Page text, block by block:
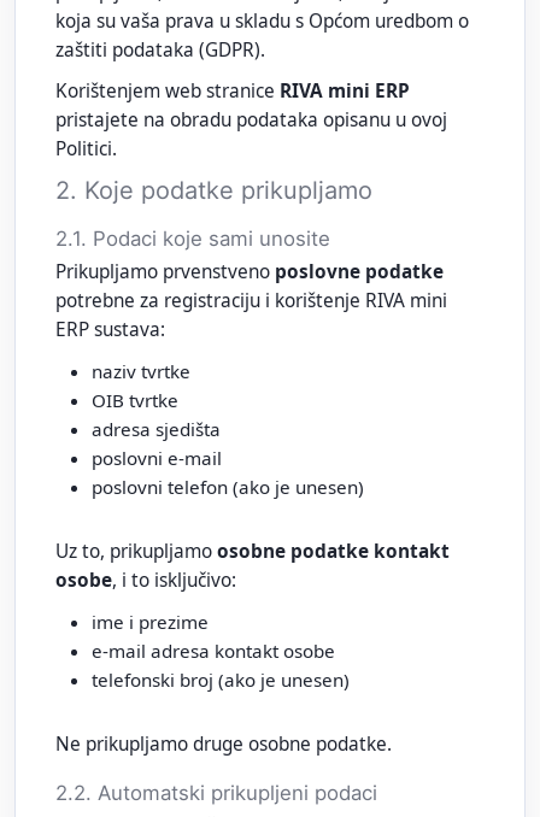
koja su vaša prava u skladu s Općom uredbom o
zaštiti podataka (GDPR).
Korištenjem web stranice RIVA mini ERP
pristajete na obradu podataka opisanu u ovoj
Politici.
2. Koje podatke prikupljamo
2.1. Podaci koje sami unosite
Prikupljamo prvenstveno poslovne podatke
potrebne za registraciju i korištenje RIVA mini
ERP sustava:
naziv tvrtke
OIB tvrtke
adresa sjedišta
poslovni e‑mail
poslovni telefon (ako je unesen)
Uz to, prikupljamoosobne podatke kontakt
osobe, i to isključivo:
ime i prezime
e‑mail adresa kontakt osobe
telefonski broj (ako je unesen)
Ne prikupljamo druge osobne podatke.
2.2. Automatski prikupljeni podaci